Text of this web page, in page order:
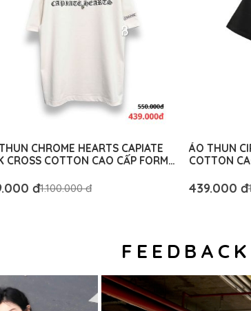
CHROME HEARTS CAPIATE
CROSS COTTON CAO CẤP FORM
đ1.100.000 đ
ÁO THUN
COTTON
439.000 đ
FEEDBACK